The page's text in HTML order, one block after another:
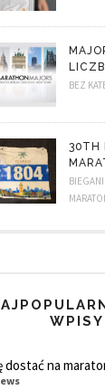
BEZ
30TH
WPISY
dostać na